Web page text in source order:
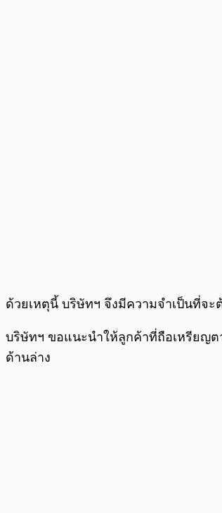
ด้วยเหตุนี้ บริษัทฯ จึงมีความจำเป็นที่จ
บริษัทฯ ขอแนะนำให้ลูกค้าที่ถือเหรียญต
ด้านล่าง